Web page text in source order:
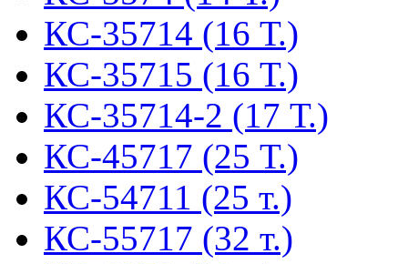
КС-35714 (16 Т.)
КС-35715 (16 Т.)
КС-35714-2 (17 Т.)
КС-45717 (25 Т.)
КС-54711 (25 т.)
КС-55717 (32 т.)